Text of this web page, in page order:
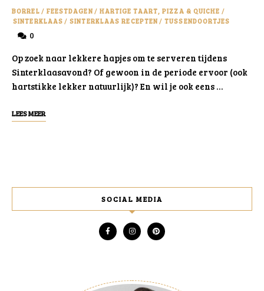
BORREL / FEESTDAGEN/ HARTIGE TAART, PIZZA & QUICHE /
SINTERKLAAS / SINTERKLAAS RECEPTEN / TUSSENDOORTJES
0
Op zoek naar lekkere hapjes om te serveren tijdens
Sinterklaasavond? Of gewoon in de periode ervoor (ook
hartstikke lekker natuurlijk)? En wil je ook eens …
LEES MEER
SOCIAL MEDIA